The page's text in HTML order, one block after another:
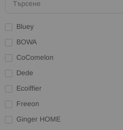
Bluey
BOWA
CoComelon
Dede
Ecoiffier
Freeon
Ginger HOME